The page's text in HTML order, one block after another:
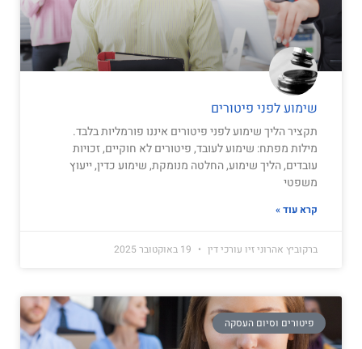
שימוע לפני פיטורים
תקציר הליך שימוע לפני פיטורים איננו פורמליות בלבד.
מילות מפתח: שימוע לעובד, פיטורים לא חוקיים, זכויות
עובדים, הליך שימוע, החלטה מנומקת, שימוע כדין, ייעוץ
משפטי
קרא עוד »
ברקוביץ אהרוני זיו עורכי דין
פיטורים וסיום העסקה